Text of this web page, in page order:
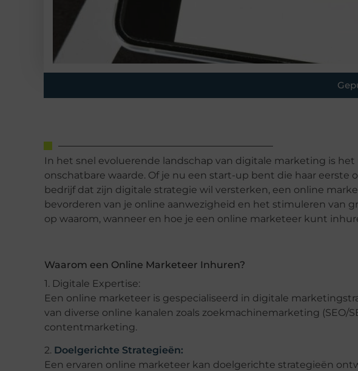
In het snel evoluerende landschap van digitale marketing is het
onschatbare waarde. Of je nu een start-up bent die haar eerste
bedrijf dat zijn digitale strategie wil versterken, een online
bevorderen van je online aanwezigheid en het stimuleren van
op waarom, wanneer en hoe je een online marketeer kunt
Waarom een Online Marketeer Inhuren?
1. Digitale Expertise:
Een online marketeer is gespecialiseerd in digitale
van diverse online kanalen zoals zoekmachinemarketing (SEO/
contentmarketing.
2. Doelgerichte Strategieën:
Een ervaren online marketeer kan doelgerichte strategieën